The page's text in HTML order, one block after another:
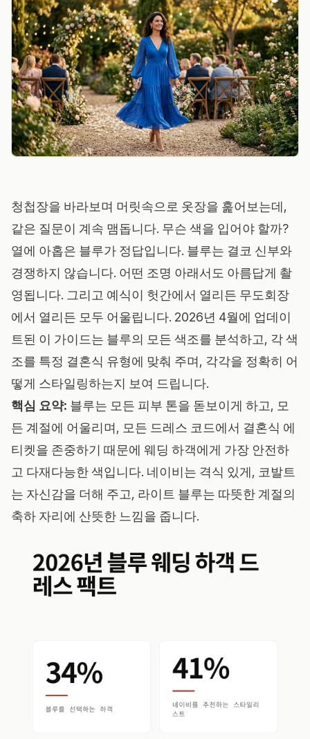
청첩장을 바라보며 머릿속으로 옷장을 훑어보는데,
같은 질문이 계속 맴돕니다. 무슨 색을 입어야 할까?
열에 아홉은 블루가 정답입니다. 블루는 결코 신부와
경쟁하지 않습니다. 어떤 조명 아래서도 아름답게 촬
영됩니다. 그리고 예식이 헛간에서 열리든 무도회장
에서 열리든 모두 어울립니다. 2026년 4월에 업데이
트된 이 가이드는 블루의 모든 색조를 분석하고, 각 색
조를 특정 결혼식 유형에 맞춰 주며, 각각을 정확히 어
떻게 스타일링하는지 보여 드립니다.
핵심 요약: 블루는 모든 피부 톤을 돋보이게 하고, 모
든 계절에 어울리며, 모든 드레스 코드에서 결혼식 에
티켓을 존중하기 때문에 웨딩 하객에게 가장 안전하
고 다재다능한 색입니다. 네이비는 격식 있게, 코발트
는 자신감을 더해 주고, 라이트 블루는 따뜻한 계절의
축하 자리에 산뜻한 느낌을 줍니다.